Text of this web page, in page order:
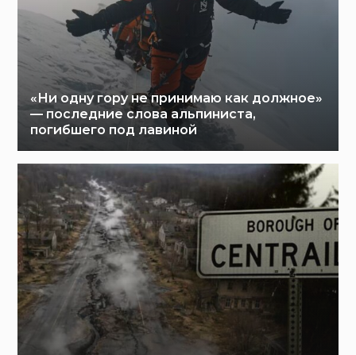
«Ни одну гору не принимаю как должное»
— последние слова альпиниста,
погибшего под лавиной